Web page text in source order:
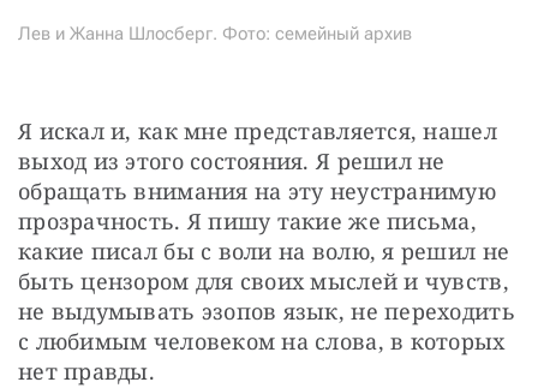
Лев и Жанна Шлосберг. Фото: семейный архив
Я искал и, как мне представляется, нашел
выход из этого состояния. Я решил не
обращать внимания на эту неустранимую
прозрачность. Я пишу такие же письма,
какие писал бы с воли на волю, я решил не
быть цензором для своих мыслей и чувств,
не выдумывать эзопов язык, не переходить
с любимым человеком на слова, в которых
нет правды.